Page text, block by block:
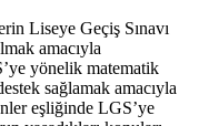
Liseye Geçiş Sınavı
amacıyla
yönelik matematik
sağlamak amacıyla
eşliğinde LGS’ye